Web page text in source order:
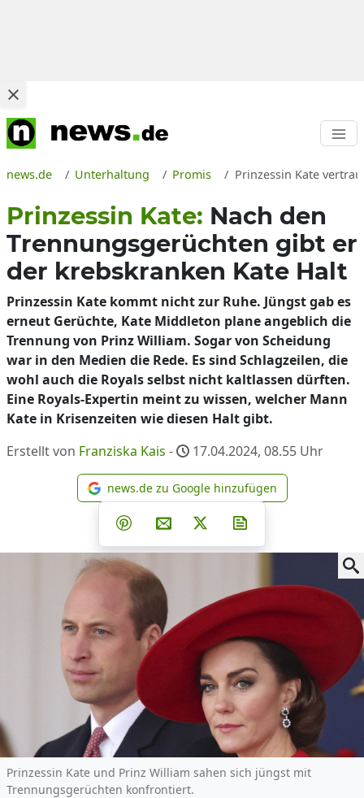
news.de Unterhaltung Promis Prinzessin Kate
Prinzessin Kate: Nach den
Trennungsgerüchten gibt er
der krebskranken Kate Halt
Prinzessin Kate kommt nicht zur Ruhe. Jüngst gab es
erneut Gerüchte, Kate Middleton plane angeblich die
Trennung von Prinz William. Sogar von Scheidung
war in den Medien die Rede. Es sind Schlagzeilen, die
wohl auch die Royals selbst nicht kaltlassen dürften.
Eine Royals-Expertin meint zu wissen, welcher Mann
Kate in Krisenzeiten wie diesen Halt gibt.
Erstellt von Franziska Kais - 17.04.2024, 08.55 Uhr
news.de zu Google
news.de zu Google hinzufügen
Teilen auf Facebook
Teilen auf Whatsapp
Teilen auf Telegram
Teilen auf Pinterest
Per E-Mail teilen
Post auf X
Prinzessin Kate und Prinz William sahen sich jüngst mit
Trennungsgerüchten konfrontiert.